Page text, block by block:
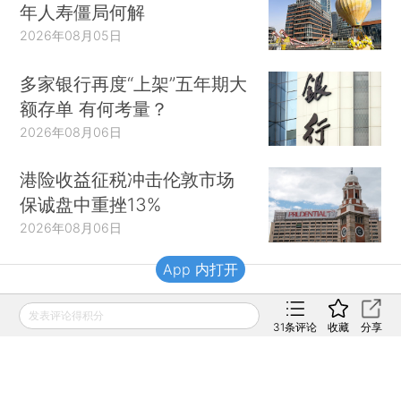
年人寿僵局何解
2026年08月05日
多家银行再度“上架”五年期大
额存单 有何考量？
2026年08月06日
港险收益征税冲击伦敦市场
保诚盘中重挫13%
2026年08月06日
财新移动
发表评论得积分
31条评论 收藏 分享
App 内打开